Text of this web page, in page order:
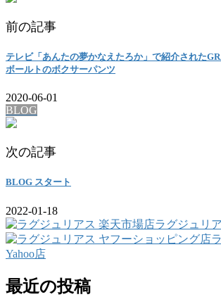
前の記事
テレビ「あんたの夢かなえたろか」で紹介された
ボールトのボクサーパンツ
2020-06-01
BLOG
次の記事
BLOG スタート
2022-01-18
ラグジュリ
Yahoo店
最近の投稿